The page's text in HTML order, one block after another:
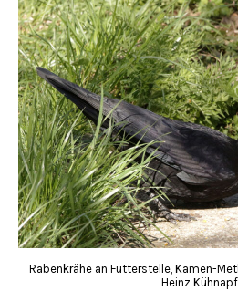
Rabenkrähe an Futterstelle, Kamen-
Heinz